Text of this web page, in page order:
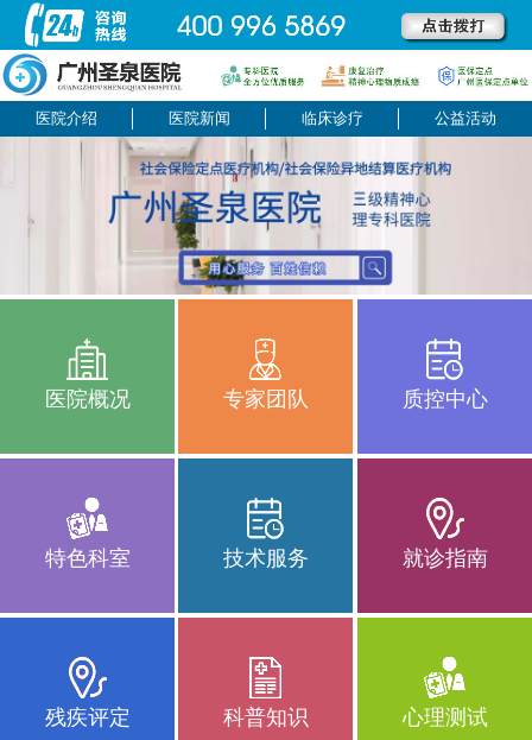
医院介绍 医院新闻 临床诊疗 公益活动
医院概况 专家团队 质控中心
特色科室 技术服务 就诊指南
残疾评定 科普知识 心理测试